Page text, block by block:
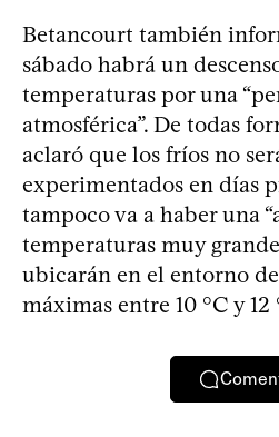
Betancourt también
sábado habrá un
temperaturas por una
atmosférica”. De todas
aclaró que los fríos no
experimentados en días
tampoco va a haber una
temperaturas muy
ubicarán en el entorno
máximas entre 10 °C y 12